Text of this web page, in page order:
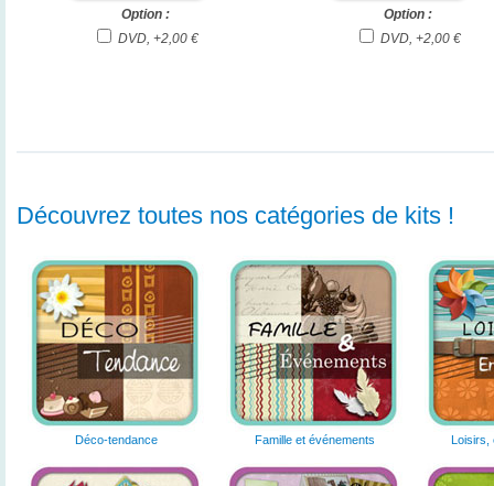
Option :
DVD, +2,00 €
Option :
DVD, +2,00 €
Découvrez toutes nos catégories de kits !
Déco-tendance Famille et événements Loisirs,